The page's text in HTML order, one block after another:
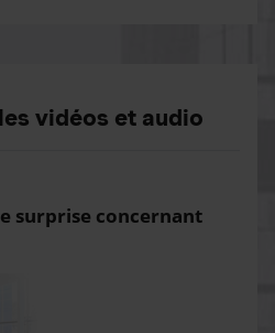
vidéos et audio
surprise concernant